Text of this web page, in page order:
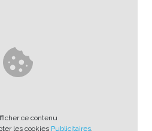
ce contenu
les cookies Publicitaires.